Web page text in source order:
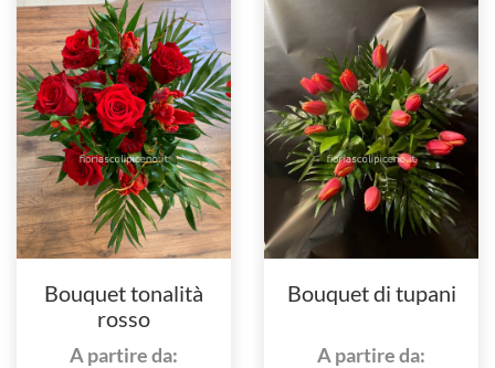
Bouquet tonalità
rosso
A partire da:
Bouquet di tupani
A partire da: